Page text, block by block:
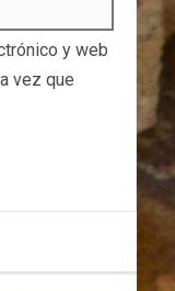
y web
vez que